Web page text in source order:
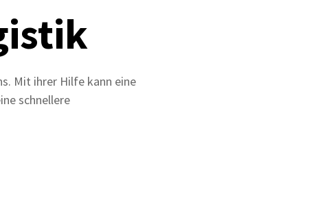
Mit ihrer Hilfe kann eine
schnellere